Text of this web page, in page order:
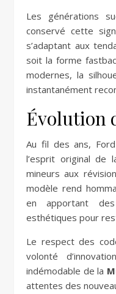
Les générations
conservé cette
s’adaptant aux
soit la forme
modernes, la
instantanément
Évolution
Au fil des ans,
l’esprit original de
mineurs aux
modèle rend
en apportant
esthétiques pour
Le respect des
volonté
indémodable de la
attentes des